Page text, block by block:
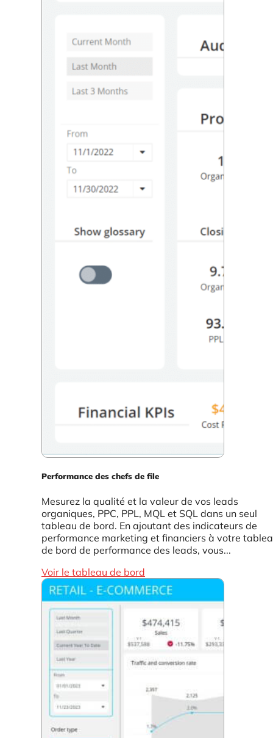
Performance des chefs de file
Mesurez la qualité et la valeur de vos leads
organiques, PPC, PPL, MQL et SQL dans un seul
tableau de bord. En ajoutant des indicateurs de
performance marketing et financiers à votre
de bord de performance des leads, vous...
Voir le tableau de bord